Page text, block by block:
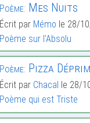
Poème: Mes Nuits
Écrit par Mémo le 28/
Poème sur l'Absolu
Poème: Pizza
Écrit par Chacal
le 28/
Poème qui est Triste